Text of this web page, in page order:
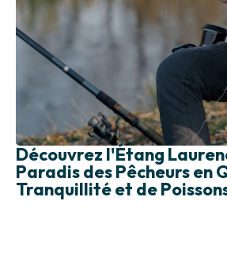
Découvrez l'Étang
Paradis des Pêcheurs en
Tranquillité et de